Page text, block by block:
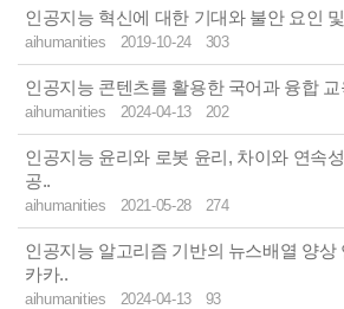
인공지능 혁신에 대한 기대와 불안 요인
aihumanities 2019-10-24 303
인공지능 콘텐츠를 활용한 국어과 융합
aihumanities 2024-04-13 202
인공지능 윤리와 로봇 윤리, 차이와 연속
공..
aihumanities 2021-05-28 274
인공지능 알고리즘 기반의 뉴스배열 양상
카카..
aihumanities 2024-04-13 93